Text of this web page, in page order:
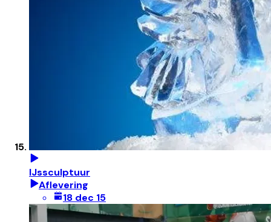
IJssculptuur
Aflevering
18 dec 15